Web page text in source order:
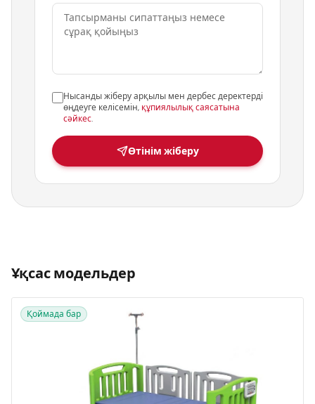
Нысанды жіберу арқылы мен дербес деректерді
өңдеуге келісемін, құпиялылық саясатына
сәйкес.
Өтінім жіберу
Ұқсас модельдер
Қоймада бар